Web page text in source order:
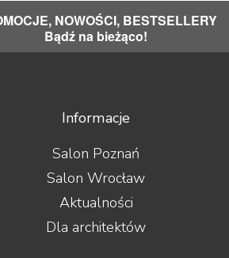
NOWOŚCI, BESTSELLERY
Bądź na bieżąco!
Informacje
Salon Poznań
Salon Wrocław
Aktualności
Dla architektów